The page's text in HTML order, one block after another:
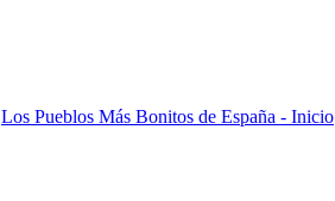
Los Pueblos Más Bonitos de España - Inicio